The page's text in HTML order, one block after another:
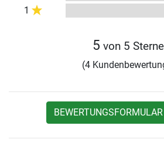
1
5 von 5
(4